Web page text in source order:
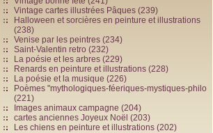
Vintage cartes illustrées Pâques (239)
Halloween et sorcières en peinture et illustrations
(238)
Venise par les peintres (234)
Saint-Valentin retro (232)
La poésie et les arbres (229)
Renards en peinture et illustrations (228)
La poésie et la musique (226)
Poèmes "mythologiques-féeriques-mystiques-philo
(221)
Images animaux campagne (204)
cartes anciennes Joyeux Noël (203)
Les chiens en peinture et illustrations (202)